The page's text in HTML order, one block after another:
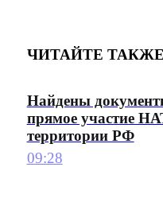
ЧИТАЙТЕ ТАКЖЕ
Найдены
прямое участие
территории РФ
09:28